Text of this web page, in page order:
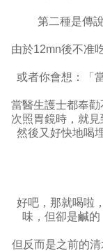
第二種是傳
由於12mn後不准
或者你會想：「
當醫生護士都奉
次照胃鏡時，就
然後又好快地喝
好吧，那就喝啦
味，但卻是鹹
但反而是之前的